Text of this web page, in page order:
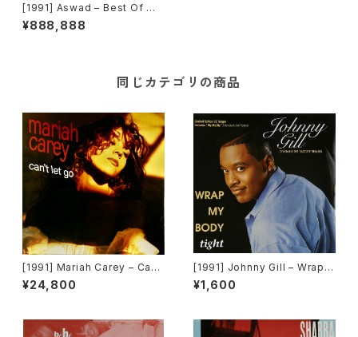
[1991] Aswad – Best Of My
Love [Mango]
¥888,888
同じカテゴリの商品
[1991] Mariah Carey – Can't
Let Go [Columbia]
¥24,800
[1991] Johnny Gill – Wrap
My Body Tight [Motown]
[限定盤]
¥1,600